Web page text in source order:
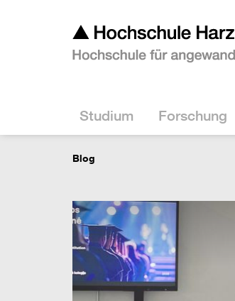
Studium Forschung
Blog
Virtuelle